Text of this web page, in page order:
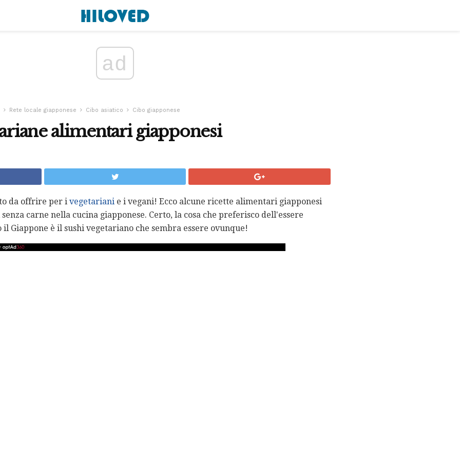
ad
Rete locale giapponese Cibo asiatico Cibo giapponese
alimentari giapponesi
da offrire per i vegetariani e i vegani! Ecco alcune ricette alimentari giapponesi
carne nella cucina giapponese. Certo, la cosa che preferisco dell'essere
Giappone è il sushi vegetariano che sembra essere ovunque!